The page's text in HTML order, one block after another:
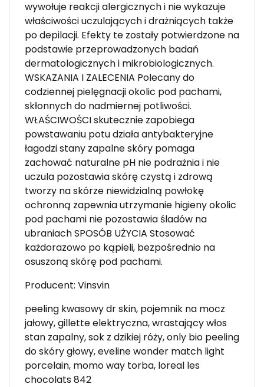
wywołuje reakcji alergicznych i nie wykazuje
właściwości uczulających i drażniących także
po depilacji. Efekty te zostały potwierdzone na
podstawie przeprowadzonych badań
dermatologicznych i mikrobiologicznych.
WSKAZANIA I ZALECENIA Polecany do
codziennej pielęgnacji okolic pod pachami,
skłonnych do nadmiernej potliwości.
WŁAŚCIWOŚCI skutecznie zapobiega
powstawaniu potu działa antybakteryjne
łagodzi stany zapalne skóry pomaga
zachować naturalne pH nie podrażnia i nie
uczula pozostawia skórę czystą i zdrową
tworzy na skórze niewidzialną powłokę
ochronną zapewnia utrzymanie higieny okolic
pod pachami nie pozostawia śladów na
ubraniach SPOSÓB UŻYCIA Stosować
każdorazowo po kąpieli, bezpośrednio na
osuszoną skórę pod pachami.
Producent: Vinsvin
peeling kwasowy dr skin, pojemnik na mocz
jałowy, gillette elektryczna, wrastający włos
stan zapalny, sok z dzikiej róży, only bio peeling
do skóry głowy, eveline wonder match light
porcelain, momo way torba, loreal les
chocolats 842